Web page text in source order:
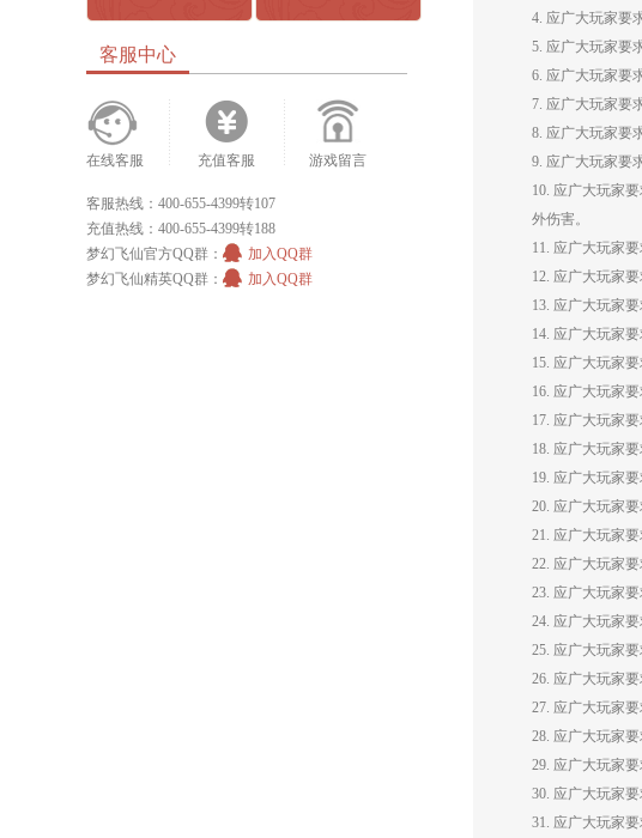
客服中心
在线客服 充值客服 游戏留言
客服热线：400-655-4399转107
充值热线：400-655-4399转188
梦幻飞仙官方QQ群：
加入QQ群
梦幻飞仙精英QQ群：
加入QQ群
4. 应广大玩家要
5. 应广大玩家要
6. 应广大玩家要
7. 应广大玩家要
8. 应广大玩家要
9. 应广大玩家要
10. 应广大玩家
外伤害。
11. 应广大玩家
12. 应广大玩家
13. 应广大玩家
14. 应广大玩家
15. 应广大玩家
16. 应广大玩家
17. 应广大玩家
18. 应广大玩家
19. 应广大玩家
20. 应广大玩家
21. 应广大玩家
22. 应广大玩家
23. 应广大玩家要
24. 应广大玩家要
25. 应广大玩家
26. 应广大玩家
27. 应广大玩家
28. 应广大玩家
29. 应广大玩家
30. 应广大玩家
31. 应广大玩家